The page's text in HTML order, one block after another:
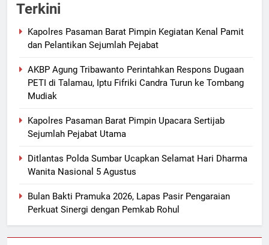
Terkini
Kapolres Pasaman Barat Pimpin Kegiatan Kenal Pamit
dan Pelantikan Sejumlah Pejabat
AKBP Agung Tribawanto Perintahkan Respons Dugaan
PETI di Talamau, Iptu Fifriki Candra Turun ke Tombang
Mudiak
Kapolres Pasaman Barat Pimpin Upacara Sertijab
Sejumlah Pejabat Utama
Ditlantas Polda Sumbar Ucapkan Selamat Hari Dharma
Wanita Nasional 5 Agustus
Bulan Bakti Pramuka 2026, Lapas Pasir Pengaraian
Perkuat Sinergi dengan Pemkab Rohul